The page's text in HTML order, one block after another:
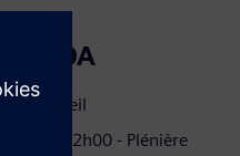
AGENDA
9h Accueil
9h30 - 12h00 - Plénière